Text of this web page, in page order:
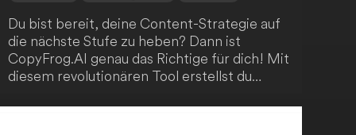
Du bist bereit, deine Content-Strategie auf
die nächste Stufe zu heben? Dann ist
CopyFrog.AI genau das Richtige für dich! Mit
diesem revolutionären Tool erstellst du
Inhalte, die deine Zielgruppe begeistern